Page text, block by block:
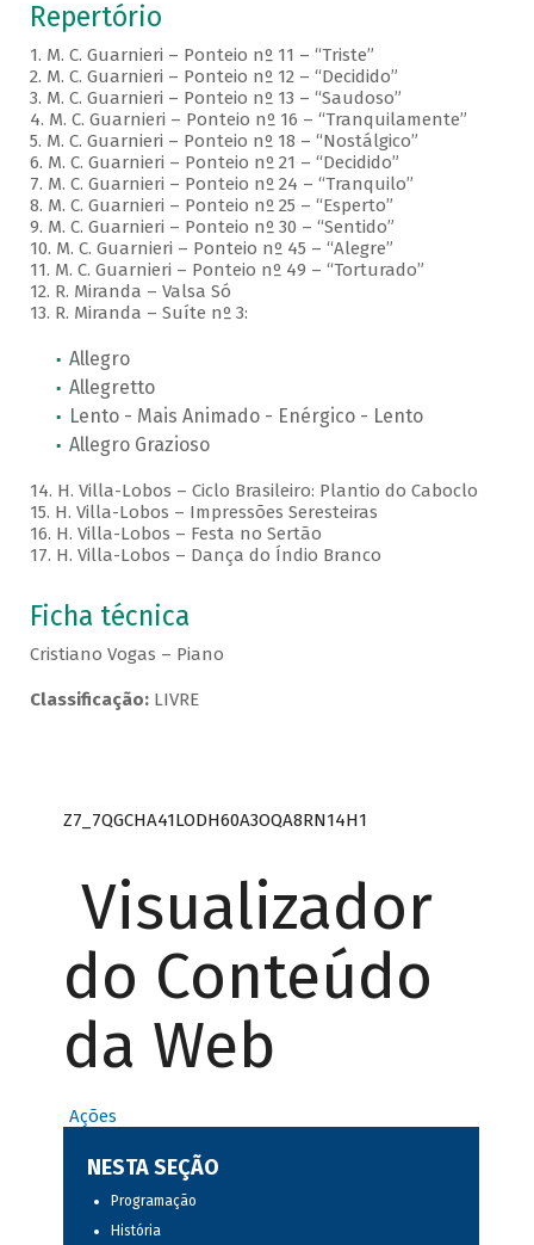
Repertório
1. M. C. Guarnieri – Ponteio nº 11 – “Triste”
2. M. C. Guarnieri – Ponteio nº 12 – “Decidido”
3. M. C. Guarnieri – Ponteio nº 13 – “Saudoso”
4. M. C. Guarnieri – Ponteio nº 16 – “Tranquilamente”
5. M. C. Guarnieri – Ponteio nº 18 – “Nostálgico”
6. M. C. Guarnieri – Ponteio nº 21 – “Decidido”
7. M. C. Guarnieri – Ponteio nº 24 – “Tranquilo”
8. M. C. Guarnieri – Ponteio nº 25 – “Esperto”
9. M. C. Guarnieri – Ponteio nº 30 – “Sentido”
10. M. C. Guarnieri – Ponteio nº 45 – “Alegre”
11. M. C. Guarnieri – Ponteio nº 49 – “Torturado”
12. R. Miranda – Valsa Só
13. R. Miranda – Suíte nº 3:
Allegro
Allegretto
Lento - Mais Animado - Enérgico - Lento
Allegro Grazioso
14. H. Villa-Lobos – Ciclo Brasileiro: Plantio do Caboclo
15. H. Villa-Lobos – Impressões Seresteiras
16. H. Villa-Lobos – Festa no Sertão
17. H. Villa-Lobos – Dança do Índio Branco
Ficha técnica
Cristiano Vogas – Piano
Classificação:LIVRE
Z7_7QGCHA41LODH60A3OQA8RN14H1
Visualizador
do Conteúdo
da Web
Ações
NESTA SEÇÃO
Programação
História